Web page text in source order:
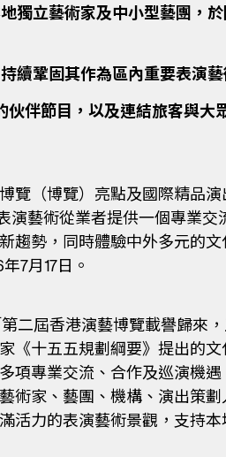
獨立藝術家及中小型藝團，
續鞏固其作為區內重要表演
伴節目，以及連結旅客與大
覽（博覽）亮點及國際精品
演藝術從業者提供一個專業
趨勢，同時體驗中外多元的
7月17日。
二屆香港演藝博覽載譽歸來
《十五五規劃綱要》提出的
項專業交流、合作及巡演機
術家、藝團、機構、演出策
活力的表演藝術景觀，支持